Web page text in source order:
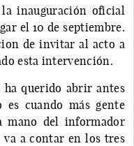
inauguración oficial
el 10 de septiembre.
de invitar al acto a
esta intervención.
ha querido abrir antes
es cuando más gente
mano del informador
a contar en los tres